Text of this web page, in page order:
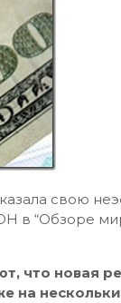
свою
в “Обзоре
что новая
на